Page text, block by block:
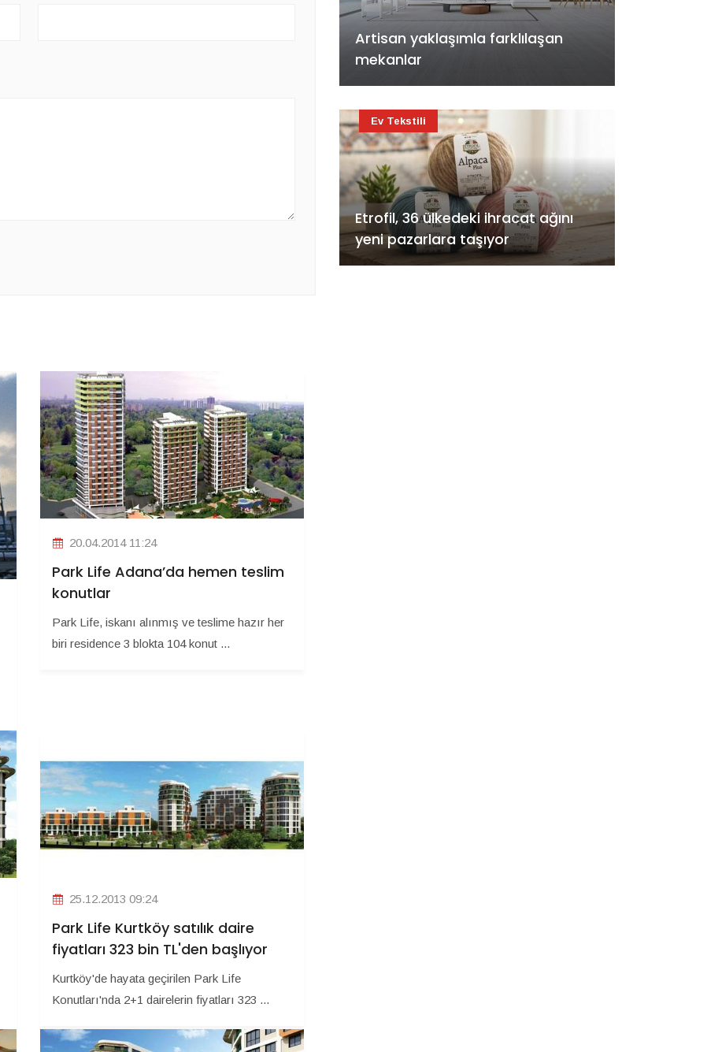
20.04.2014 11:24
Park Life Adana’da hemen teslim
konutlar
Park Life, iskanı alınmış ve teslime hazır her
biri residence 3 blokta 104 konut ...
25.12.2013 09:24
Park Life Kurtköy satılık daire
fiyatları 323 bin TL'den başlıyor
Kurtköy'de hayata geçirilen Park Life
Konutları'nda 2+1 dairelerin fiyatları 323 ...
Artisan yaklaşımla farklılaşan
mekanlar
Etrofil, 36 ülkedeki ihracat ağını
yeni pazarlara taşıyor
Ev Tekstili